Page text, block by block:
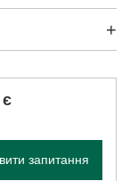
запитання